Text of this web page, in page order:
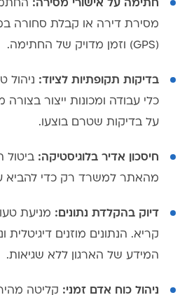
חתימה על אישורי מסירה:
מסירת דירה או קבלת סחורה
(GPS) וזמן מדויק של החתימה.
בדיקות תקופתיות לציוד: ניהול
כלי עבודה ומכונות ייצור
על בדיקות שטרם בוצעו.
חיסכון אדיר בלוגיסטיקה: ביטול
מהאתר למשרד רק כדי להביא
דיוק בהקלדת נתונים: מניעת
קריא. הנתונים מוזנים
המידע של הארגון ללא שגיאות.
ניהול כוח אדם זמני: קליטה